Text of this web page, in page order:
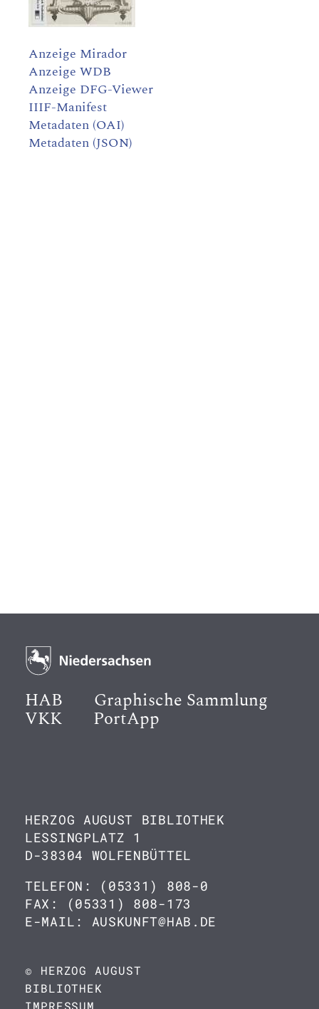
Anzeige Mirador
Anzeige WDB
Anzeige DFG-Viewer
IIIF-Manifest
Metadaten (OAI)
Metadaten (JSON)
HAB Graphische Sammlung
VKK PortApp
HERZOG AUGUST BIBLIOTHEK
LESSINGPLATZ 1
D-38304 WOLFENBÜTTEL
TELEFON: (05331) 808-0
FAX: (05331) 808-173
E-MAIL: AUSKUNFT@HAB.DE
© HERZOG AUGUST
BIBLIOTHEK
IMPRESSUM